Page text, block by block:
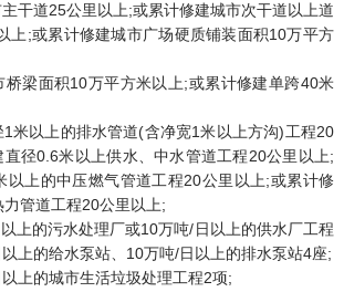
道25公里以上;或累计修建城市次干道以上道
上;或累计修建城市广场硬质铺装面积10万平方
面积10万平方米以上;或累计修建单跨40米
以上的排水管道(含净宽1米以上方沟)工程20
径0.6米以上供水、中水管道工程20公里以上;
以上的中压燃气管道工程20公里以上;或累计修
管道工程20公里以上;
的污水处理厂或10万吨/日以上的供水厂工程
上的给水泵站、10万吨/日以上的排水泵站4座;
的城市生活垃圾处理工程2项;